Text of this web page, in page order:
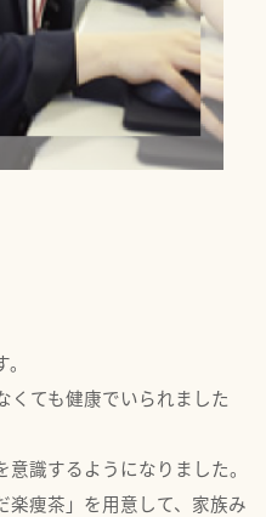
くても健康でいられました
識するようになりました。
楽痩茶」を用意して、家族み